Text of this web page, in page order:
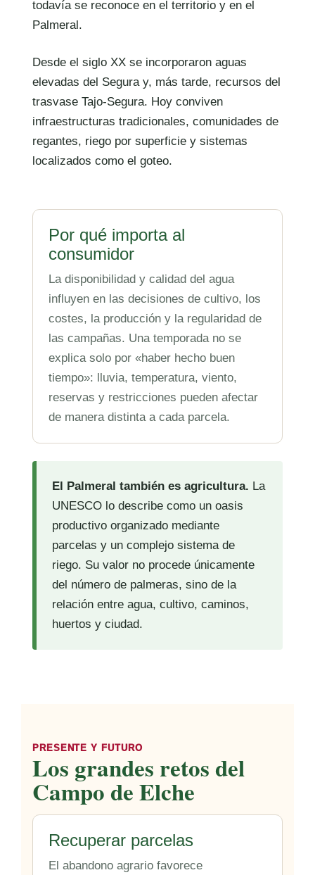
todavía se reconoce en el territorio y en el
Palmeral.
Desde el siglo XX se incorporaron aguas
elevadas del Segura y, más tarde, recursos del
trasvase Tajo-Segura. Hoy conviven
infraestructuras tradicionales, comunidades de
regantes, riego por superficie y sistemas
localizados como el goteo.
Por qué importa al
consumidor
La disponibilidad y calidad del agua
influyen en las decisiones de cultivo, los
costes, la producción y la regularidad de
las campañas. Una temporada no se
explica solo por «haber hecho buen
tiempo»: lluvia, temperatura, viento,
reservas y restricciones pueden afectar
de manera distinta a cada parcela.
El Palmeral también es agricultura. La
UNESCO lo describe como un oasis
productivo organizado mediante
parcelas y un complejo sistema de
riego. Su valor no procede únicamente
del número de palmeras, sino de la
relación entre agua, cultivo, caminos,
huertos y ciudad.
PRESENTE Y FUTURO
Los grandes retos del
Campo de Elche
Recuperar parcelas
El abandono agrario favorece